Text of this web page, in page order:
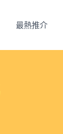
最熱推介